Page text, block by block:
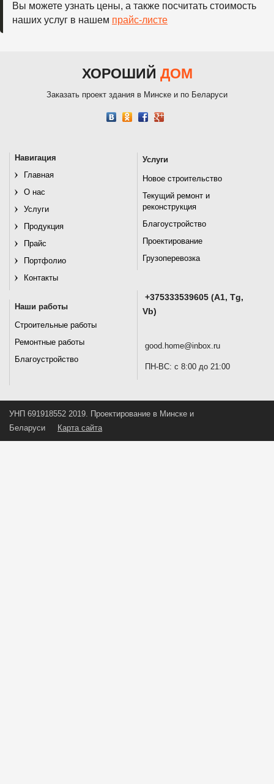
Вы можете узнать цены, а также посчитать стоимость
наших услуг в нашем прайс-листе
ХОРОШИЙ ДОМ
Заказать проект здания в Минске и по Беларуси
Навигация
Главная
О нас
Услуги
Продукция
Прайс
Портфолио
Контакты
Услуги
Новое строительство
Текущий ремонт и
реконструкция
Благоустройство
Проектирование
Грузоперевозка
Наши работы
Строительные работы
Ремонтные работы
Благоустройство
+375333539605 (A1, Tg,
Vb)
good.home@inbox.ru
ПН-ВС: с 8:00 до 21:00
УНП 691918552 2019. Проектирование в Минске и
Беларуси
Карта сайта